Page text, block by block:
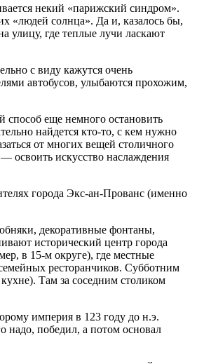
некий «парижский синдром».
«людей солнца». Да и, казалось бы,
улицу, где теплые лучи ласкают
с виду кажутся очень
автобусов, улыбаются прохожим,
способ еще немного остановить
найдется кто-то, с кем нужно
от многих вещей столичного
освоить искусство наслаждения
города Экс-ан-Прованс (именно
декоративные фонтаны,
исторический центр города
в 15-м округе), где местные
ресторанчиков. Субботним
Там за соседним столиком
империя в 123 году до н.э.
надо, победил, а потом основал